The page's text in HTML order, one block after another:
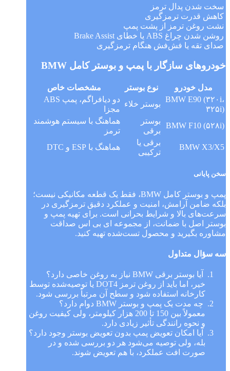
سخت شدن پدال ترمز
کاهش قدرت ترمزگیری
نشت روغن ترمز از پشت پمپ
روشن شدن چراغ ABS یا خطای Brake Assist
صدای تقه یا فش‌فش هنگام ترمزگیری
خودروهای سازگار با پمپ و بوستر کامل BMW
مدل خودرو نوع بوستر
مشخصات خاص
BMW E90 (۳۲۰i،
۳۲۵i)
بوستر خلاء
دو دیافراگم، پمپ ABS
مجزا
BMW F10 (۵۲۸i)
بوستر
برقی
هماهنگ با سیستم هوشمند
ترمز
BMW X3/X5
برقی یا
ترکیبی
هماهنگ با ESP و DTC
سخن پایانی
پمپ و بوستر کامل BMW، فقط یک قطعه مکانیکی نیست؛
بلکه ضامن آرامش، امنیت و عملکرد دقیق ترمزگیری در
سرعت‌های بالا و شرایط بحرانی است. برای تهیه پمپ و
بوستر اصل با ضمانت، از مجموعه ای بی اس صداقت
مشاوره بگیرید و محصول تست‌شده تهیه کنید.
سه سؤال متداول
آیا بوستر برقی BMW نیاز به روغن خاصی دارد؟
خیر، اما باید از روغن ترمز DOT4 یا توصیه‌شده توسط
کارخانه استفاده شود و سطح آن مرتباً بررسی شود.
چه مدت یک پمپ و بوستر BMW دوام دارد؟
معمولاً بین 150 تا 200 هزار کیلومتر، ولی کیفیت روغن
و نحوه رانندگی تأثیر زیادی دارد.
آیا امکان تعویض پمپ بدون تعویض بوستر وجود دارد؟
بله، ولی توصیه می‌شود هر دو بررسی شده و در
صورت افت عملکرد، با هم تعویض شوند.